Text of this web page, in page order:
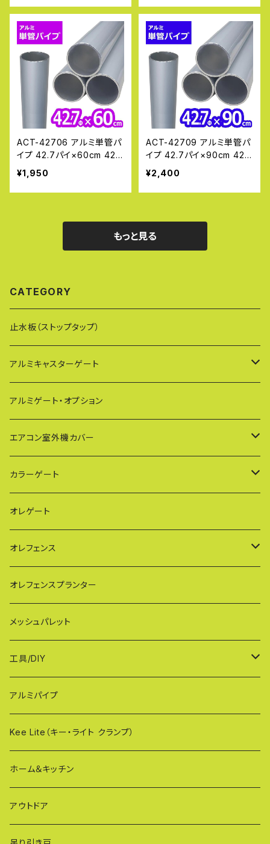
バリケード
バリケード
ACT-42706 アルミ単管パ
イプ 42.7パイ×60cm 42.7
Φ 単管パイプ ジョイント ク
ランプ 規格 単管クランプ
バリケード
¥1,950
ACT-42709 アルミ単管パ
イプ 42.7パイ×90cm 42.7
Φ 単管パイプ ジョイント ク
ランプ 規格 単管クランプ
バリケード
¥2,400
もっと見る
CATEGORY
止水板（ストップタップ）
アルミキャスターゲート
EXG（傾斜地対応アルミゲート）
PXG（EXG廉価版/傾斜地対応アルミゲート）
BXGシリーズ（傾斜地対応/家庭用アルミゲート）
FXG（一輪/傾斜地対応アルミゲート）
HXG（傾斜地対応アルミゲート）
AXG（パネル兼用タイプ）
MXG（最高級 パネル兼用タイプ）
CXG（パネル取付不可タイプ）
XXG（パネル専用タイプ）
OXG（二輪・二輪・一輪/傾斜地対応アルミゲート）
アルミゲート・オプション
エアコン室外機カバー
通常サイズ KB90
大型サイズ KB93
特大サイズ KB108
奥行ワイド KB114
シンプルモデル KB90-PT
カラーゲート
QXGシリーズ（ご家庭用）
SXGシリーズ(ご家庭用/ペットゲート)
VXGシリーズ（ご家庭用）
WXGシリーズ（ご家庭用）
TXGシリーズ（ご家庭用/和風）
オレゲート
オレフェンス
幅60cmタイプ
幅90cmタイプ
幅120cmタイプ
オレフェンスプランター
メッシュパレット
工具/DIY
荷揚げバケツ
樹脂製止水パネル
ザ・クランプ
蝶ボルト
建築補材
アルミパイプ
Kee Lite（キー・ライト クランプ）
ホーム＆キッチン
アウトドア